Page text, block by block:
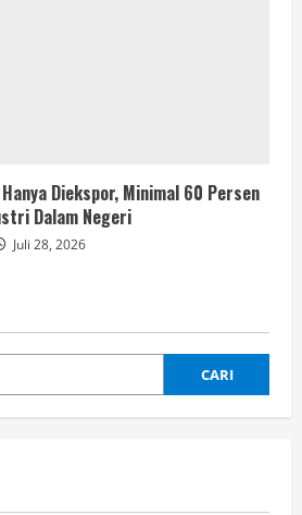
Diekspor, Minimal 60 Persen
Dalam Negeri
Juli 28, 2026
CARI